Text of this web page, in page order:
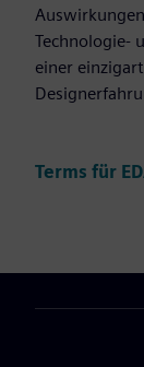
Technologie-
einer
Terms für